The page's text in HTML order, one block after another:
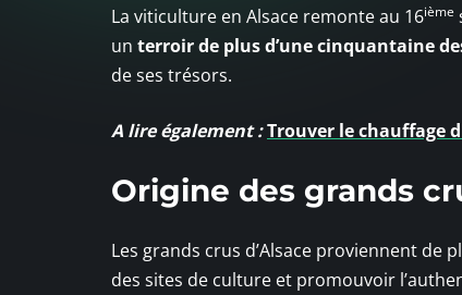
La viticulture en Alsace remonte au 16ième
un terroir de plus d’une cinquantaine
de ses trésors.
A lire également :Trouver le chauffage
Origine des grands
Les grands crus d’Alsace proviennent de
des sites de culture et promouvoir